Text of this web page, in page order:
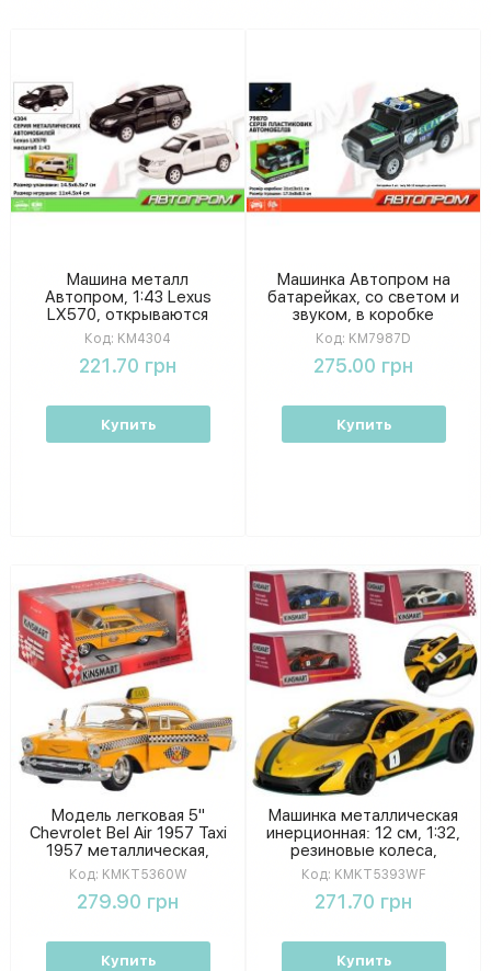
Машина металл
Автопром, 1:43 Lexus
LX570, открываются
двери, коробка 14,5*6,5*7
см KM4304
Код: KM4304
221.70 грн
Купить
Машинка Автопром на
батарейках, со светом и
звуком, в коробке
21×13×11 см
Код: KM7987D
275.00 грн
Купить
Модель легковая 5"
Chevrolet Bel Air 1957 Taxi
1957 металлическая,
инерционная,
открываются двери, 1:36
коробка KMKT5360W
Код: KMKT5360W
279.90 грн
Купить
Машинка металлическая
инерционная: 12 см, 1:32,
резиновые колеса,
открываются двери, в
коробке 16-7-8 см
KMKT5393WF
Код: KMKT5393WF
271.70 грн
Купить